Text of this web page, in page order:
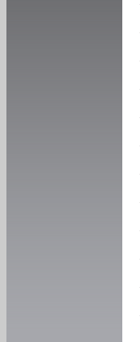
ป
ข้
โ
ผู้
ป
ร
ร
กิ